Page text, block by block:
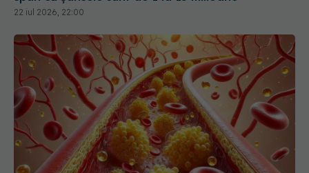
Ce înseamnă colesterol LDL și de ce este numit
colesterolul rău